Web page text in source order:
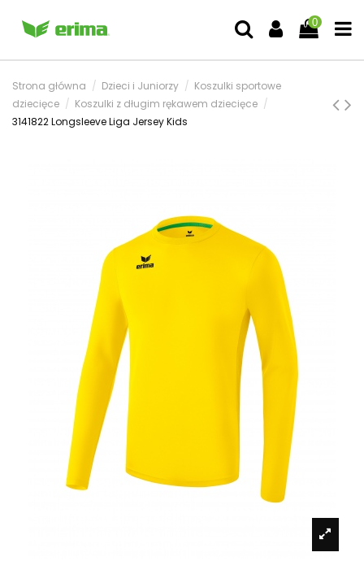
0
Strona główna Dzieci i Juniorzy
Koszulki sportowe
dziecięce
Koszulki z długim rękawem dziecięce
3141822 Longsleeve Liga Jersey Kids